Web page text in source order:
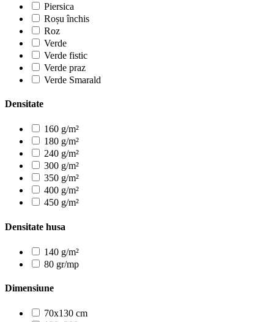
Piersica
Roșu închis
Roz
Verde
Verde fistic
Verde praz
Verde Smarald
Densitate
160 g/m²
180 g/m²
240 g/m²
300 g/m²
350 g/m²
400 g/m²
450 g/m²
Densitate husa
140 g/m²
80 gr/mp
Dimensiune
70x130 cm